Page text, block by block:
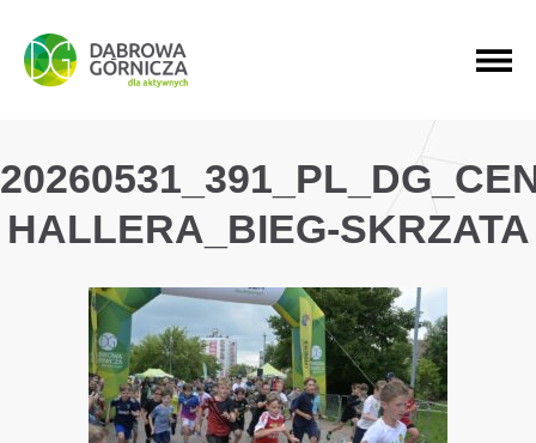
PRZEJDŹ DO MENU GŁÓWNEGO
PRZEJDŹ DO WYSZUKIWARKI
PRZEJDŹ DO TREŚCI
HALLERA_BIEG-SKRZATA